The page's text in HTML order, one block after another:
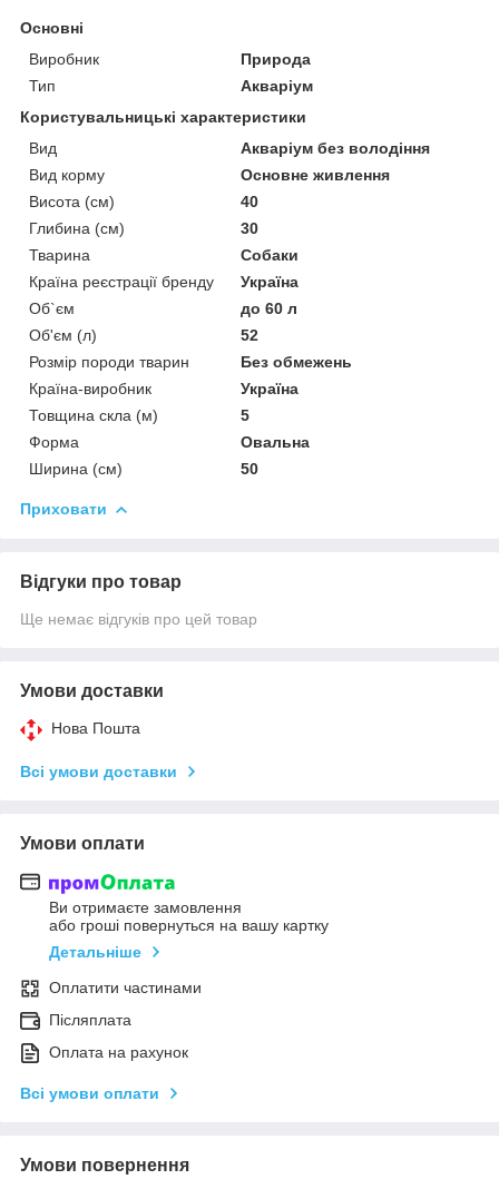
Основні
Виробник
Природа
Тип
Акваріум
Користувальницькі характеристики
Вид
Акваріум без володіння
Вид корму
Основне живлення
Висота (см)
40
Глибина (см)
30
Тварина
Собаки
Країна реєстрації бренду
Україна
Об`єм
до 60 л
Об'єм (л)
52
Розмір породи тварин
Без обмежень
Країна-виробник
Україна
Товщина скла (м)
5
Форма
Овальна
Ширина (см)
50
Приховати
Відгуки про товар
Ще немає відгуків про цей товар
Умови доставки
Нова Пошта
Всі умови доставки
Умови оплати
Ви отримаєте замовлення
або гроші повернуться на вашу картку
Детальніше
Оплатити частинами
Післяплата
Оплата на рахунок
Всі умови оплати
Умови повернення